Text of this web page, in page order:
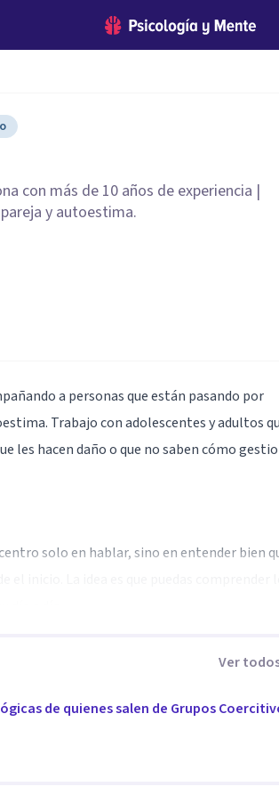
con más de 10 años de experiencia |
y autoestima.
a personas que están pasando por
Trabajo con adolescentes y adultos
les hacen daño o que no saben cómo
solo en hablar, sino en entender bien
a día.
emocional, dependencia emocional,
llegan sintiéndose desbordadas o perdidas,
con más seguridad.
Ver
de quienes salen de Grupos